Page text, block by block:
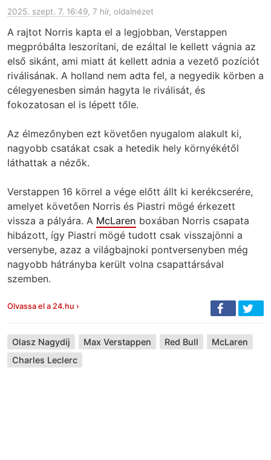
2025. szept. 7. 16:49, 7 hír, oldalnézet
A rajtot Norris kapta el a legjobban, Verstappen
megpróbálta leszorítani, de ezáltal le kellett vágnia az
első sikánt, ami miatt át kellett adnia a vezető pozíciót
riválisának. A holland nem adta fel, a negyedik körben a
célegyenesben simán hagyta le riválisát, és
fokozatosan el is lépett tőle.
Az élmezőnyben ezt követően nyugalom alakult ki,
nagyobb csatákat csak a hetedik hely környékétől
láthattak a nézők.
Verstappen 16 körrel a vége előtt állt ki kerékcserére,
amelyet követően Norris és Piastri mögé érkezett
vissza a pályára. A McLaren boxában Norris csapata
hibázott, így Piastri mögé tudott csak visszajönni a
versenybe, azaz a világbajnoki pontversenyben még
nagyobb hátrányba került volna csapattársával
szemben.
Olvassa el a 24.hu ›
Olasz Nagydíj Max Verstappen Red Bull
McLaren
Charles Leclerc